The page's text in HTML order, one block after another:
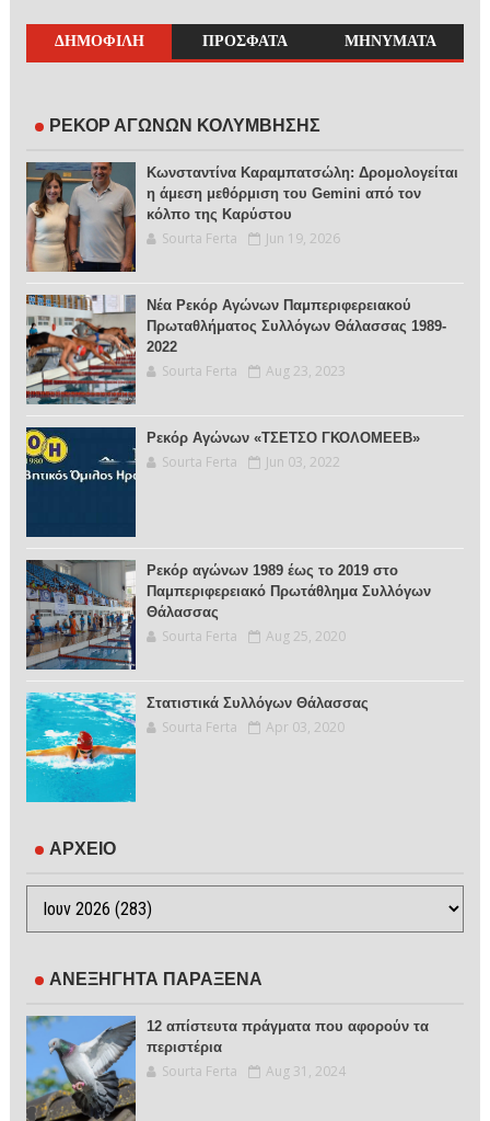
ΔΗΜΟΦΙΛΗ ΠΡΟΣΦΑΤΑ ΜΗΝΥΜΑΤΑ
ΡΕΚΟΡ ΑΓΩΝΩΝ ΚΟΛΥΜΒΗΣΗΣ
Κωνσταντίνα Καραμπατσώλη: Δρομολογείται
η άμεση μεθόρμιση του Gemini από τον
κόλπο της Καρύστου
Sourta Ferta Jun 19, 2026
Νέα Ρεκόρ Αγώνων Παμπεριφερειακού
Πρωταθλήματος Συλλόγων Θάλασσας 1989-
2022
Sourta Ferta Aug 23, 2023
Ρεκόρ Αγώνων «ΤΣΕΤΣΟ ΓΚΟΛΟΜΕΕΒ»
Sourta Ferta Jun 03, 2022
Ρεκόρ αγώνων 1989 έως το 2019 στο
Παμπεριφερειακό Πρωτάθλημα Συλλόγων
Θάλασσας
Sourta Ferta Aug 25, 2020
Στατιστικά Συλλόγων Θάλασσας
Sourta Ferta Apr 03, 2020
ΑΡΧΕΙΟ
ΑΝΕΞΗΓΗΤΑ ΠΑΡΑΞΕΝΑ
12 απίστευτα πράγματα που αφορούν τα
περιστέρια
Sourta Ferta Aug 31, 2024